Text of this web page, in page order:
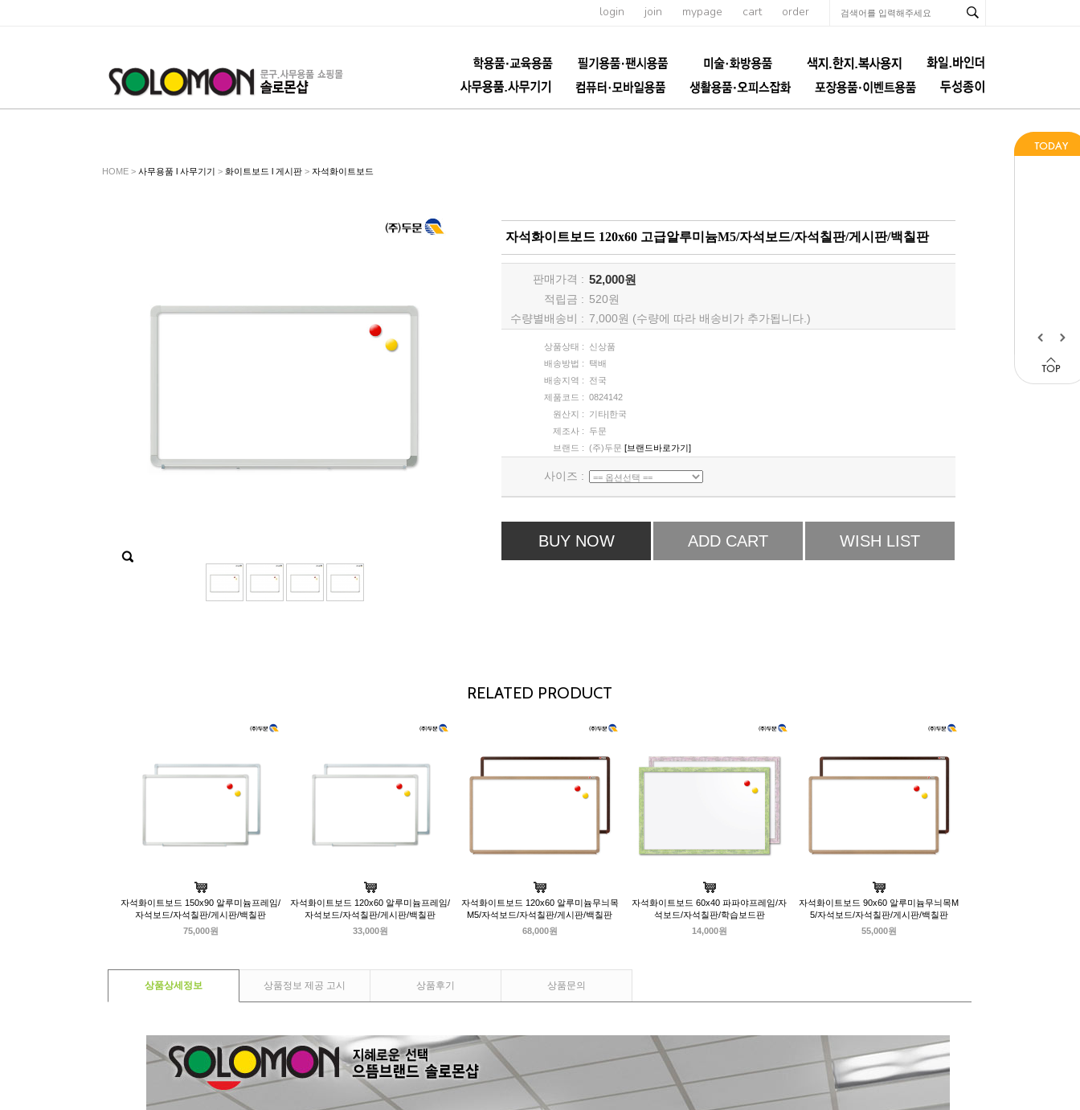
login join mypage cart order
HOME > 사무용품 l 사무기기 > 화이트보드 l 게시판 > 자석화이트보드
자석화이트보드 120x60 고급알루미늄M5/자석보드/자석칠판/게시판/백칠판
판매가격 : 52,000원
적립금 : 520원
수량별배송비 : 7,000원 (수량에 따라 배송비가 추가됩니다.)
상품상태 :
신상품
배송방법 :
택배
배송지역 :
전국
제품코드 : 0824142
원산지 :
기타|한국
제조사 :
두문
브랜드 : (주)두문 [브랜드바로가기]
사이즈 :
BUY NOW ADD CART WISH LIST
RELATED PRODUCT
자석화이트보드 150x90 알루미늄프레임/
자석보드/자석칠판/게시판/백칠판
75,000원
자석화이트보드 120x60 알루미늄프레임/
자석보드/자석칠판/게시판/백칠판
33,000원
자석화이트보드 120x60 알루미늄무늬목
M5/자석보드/자석칠판/게시판/백칠판
68,000원
자석화이트보드 60x40 파파야프레임/자
석보드/자석칠판/학습보드판
14,000원
자석화이트보드 90x60 알루미늄무늬목M
5/자석보드/자석칠판/게시판/백칠판
55,000원
상품상세정보 상품정보 제공 고시 상품후기 상품문의